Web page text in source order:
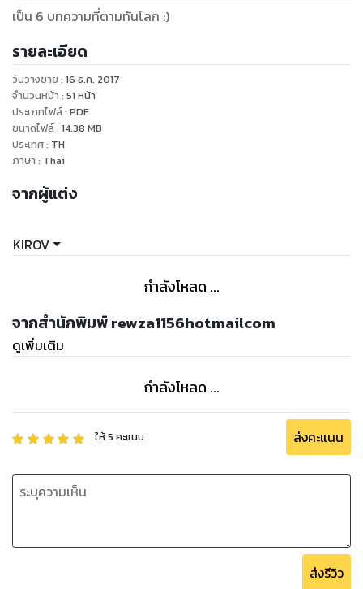
เป็น 6 บทความที่ตามทันโลก :)
รายละเอียด
วันวางขาย : 16 ธ.ค. 2017
จำนวนหน้า : 51 หน้า
ประเภทไฟล์: PDF
ขนาดไฟล์: 14.38 MB
ประเทศ: TH
ภาษา : Thai
จากผู้แต่ง
KIROV
กำลังโหลด ...
จากสำนักพิมพ์ rewza1156hotmailcom
ดูเพิ่มเติม
กำลังโหลด ...
ให้5 คะแนน ส่งคะแนน
ส่งรีวิว